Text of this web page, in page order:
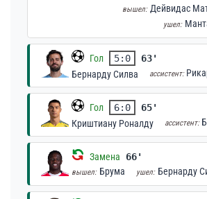
вышел: Дейвидас
ушел:
Гол 5:0
63'
Бернарду Силва
ассистент:
Гол 6:0
65'
Криштиану Роналду
ассистент:
Замена 66'
вышел: Брума ушел: Бернарду